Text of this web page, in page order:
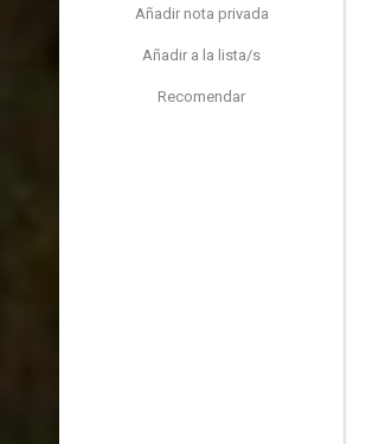
Añadir nota privada
Añadir a la lista/s
Recomendar